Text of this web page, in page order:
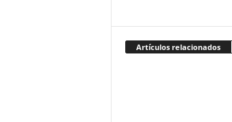
Artículos relacionados